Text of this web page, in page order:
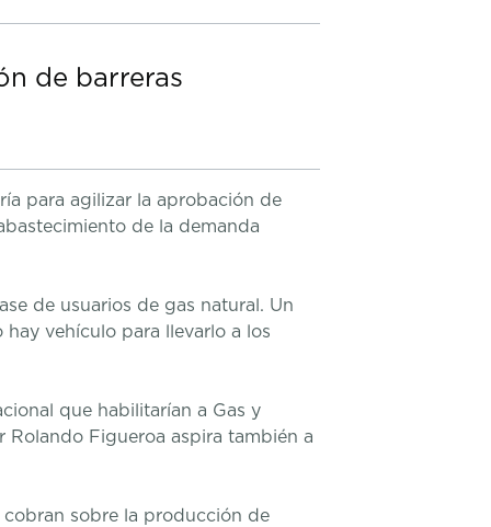
de barreras
para agilizar la aprobación de
de la demanda
de usuarios de gas natural. Un
vehículo para llevarlo a los
que habilitarían a Gas y
Figueroa aspira también a
sobre la producción de